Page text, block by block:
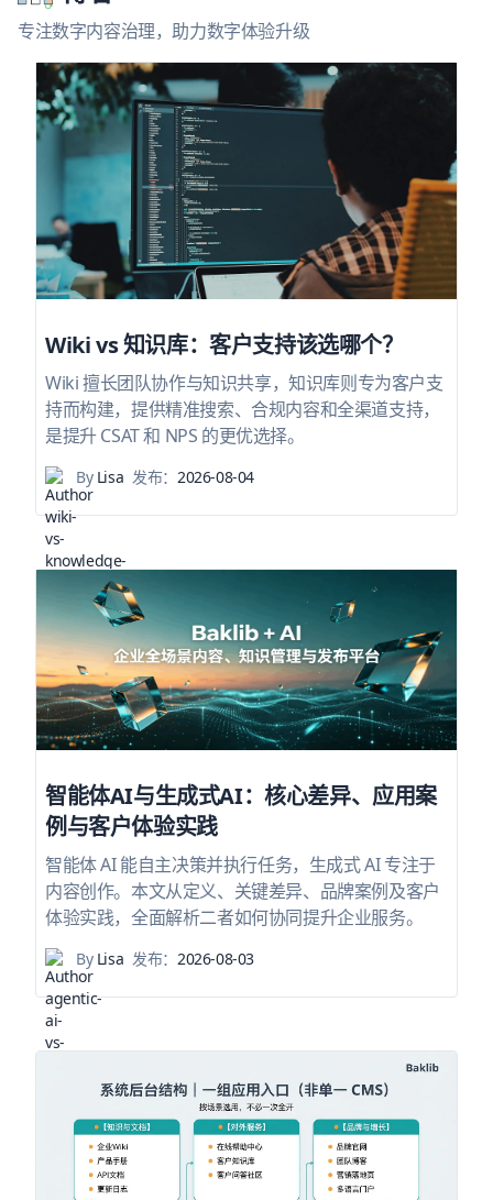
专注数字内容治理，助力数字体验升级
Wiki vs 知识库：客户支持该选哪个？
Wiki 擅长团队协作与知识共享，知识库则专为客户支
持而构建，提供精准搜索、合规内容和全渠道支持，
是提升 CSAT 和 NPS 的更优选择。
ByLisa 发布：2026-08-04
智能体AI与生成式AI：核心差异、应用案
例与客户体验实践
智能体 AI 能自主决策并执行任务，生成式 AI 专注于
内容创作。本文从定义、关键差异、品牌案例及客户
体验实践，全面解析二者如何协同提升企业服务。
ByLisa 发布：2026-08-03